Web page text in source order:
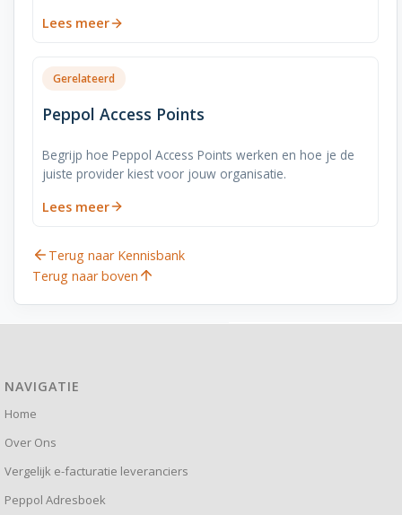
Lees meer
Gerelateerd
Peppol Access Points
Begrijp hoe Peppol Access Points werken en hoe je de
juiste provider kiest voor jouw organisatie.
Lees meer
Terug naar Kennisbank
Terug naar boven
NAVIGATIE
Home
Over Ons
Vergelijk e-facturatie leveranciers
Peppol Adresboek